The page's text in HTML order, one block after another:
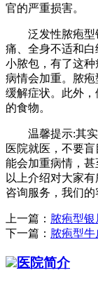
官的严重损害。
泛发性脓疱型
痛、全身不适和
小脓包，有了这
病情会加重。脓
缓解症状。此外
的食物。
温馨提示:其实
医院就医，不要
能会加重病情，
以上介绍对大家
咨询服务，我们的
上一篇： 脓疱型
下一篇： 脓疱型
医院简介